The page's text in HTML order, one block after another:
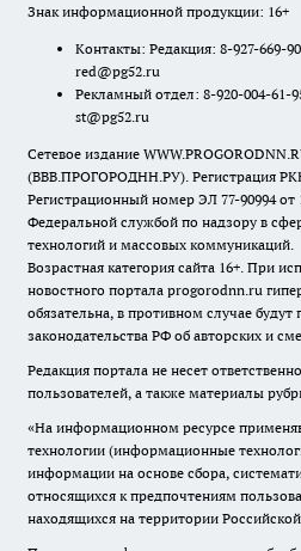
Знак информационной продукции: 16+
Контакты: Редакция: 8-927-669-
red@pg52.ru
Рекламный отдел: 8-920-004-61-
st@pg52.ru
Сетевое издание
(ВВВ.ПРОГОРОДНН.РУ). Регистрация
Регистрационный номер ЭЛ 77-90994 от
Федеральной службой по надзору в
технологий и массовых коммуникаций.
Возрастная категория сайта 16+. При
новостного портала progorodnn.ru
обязательна, в противном случае
законодательства РФ об авторских и
Редакция портала не несет
пользователей, а также материалы
«На информационном ресурсе
технологии (информационные
информации на основе сбора,
относящихся к предпочтениям
находящихся на территории